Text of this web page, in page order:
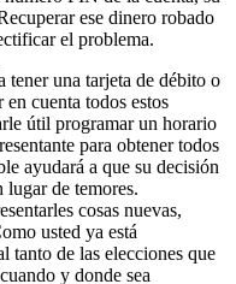
ese dinero robado
el problema.
tener una tarjeta de débito o
cuenta todos estos
útil programar un horario
para obtener todos
ayudará a que su decisión
lugar de temores.
cosas nuevas,
usted ya está
tanto de las elecciones que
y donde sea